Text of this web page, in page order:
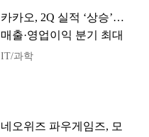
카카오, 2Q 실적 ‘상승’…
매출·영업이익 분기 최대
IT/과학
네오위즈 파우게임즈, 모